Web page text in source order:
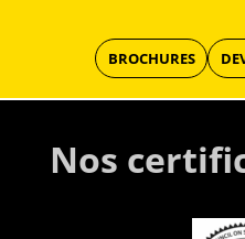
BROCHURES
Nos